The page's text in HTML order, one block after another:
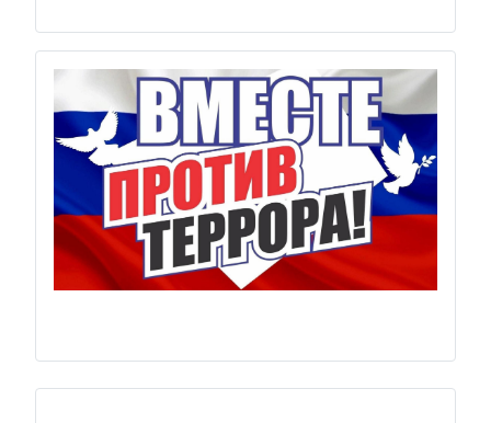
Previous Next